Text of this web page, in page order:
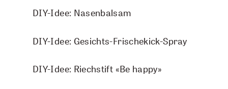
DIY-Idee: Nasenbalsam
DIY-Idee: Gesichts-Frischekick-Spray
DIY-Idee: Riechstift «Be happy»
5 ml
CHF 6.90